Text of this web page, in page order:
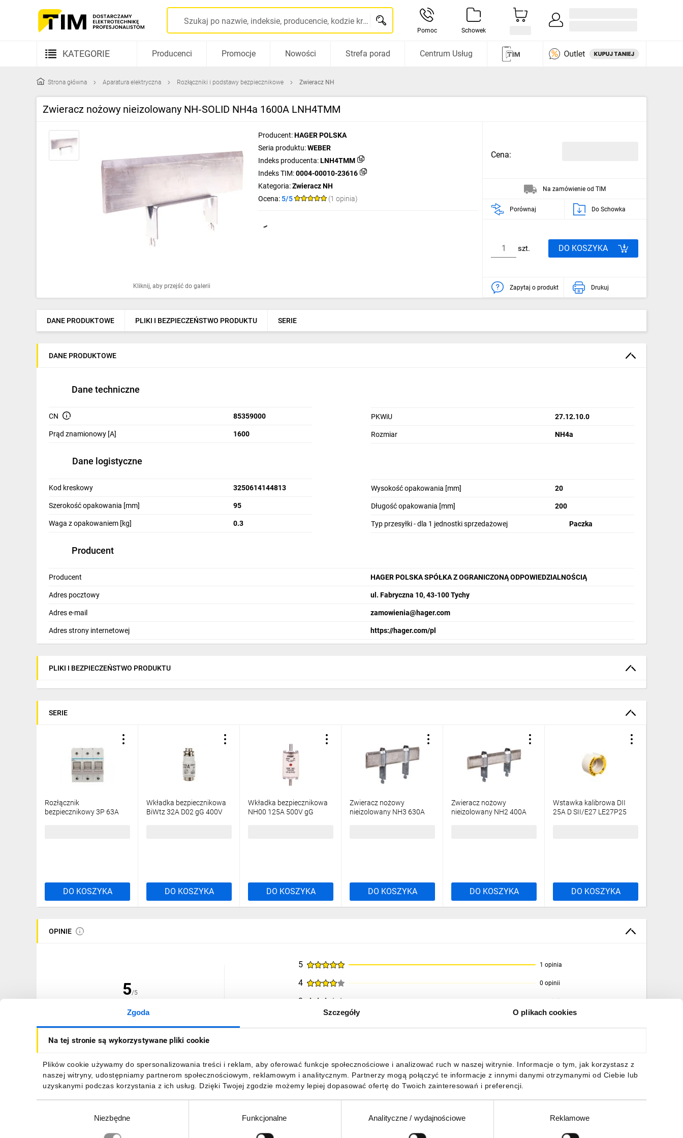
Zgoda Szczegóły O plikach cookies
Na tej stronie są wykorzystywane pliki cookie
Plików cookie używamy do spersonalizowania treści i reklam, aby oferować funkcje społecznościowe i analizować ruch w naszej witrynie. Informacje o tym, jak korzystasz z
naszej witryny, udostępniamy partnerom społecznościowym, reklamowym i analitycznym. Partnerzy mogą połączyć te informacje z innymi danymi otrzymanymi od Ciebie lub
uzyskanymi podczas korzystania z ich usług. Dzięki Twojej zgodzie możemy lepiej dopasować ofertę do Twoich zainteresowań i preferencji.
Niezbędne Funkcjonalne Analityczne / wydajnościowe Reklamowe
Szukaj po nazwie, indeksie, producencie, kodzie kreskowym...
Pomoc Schowek
KATEGORIE
Kable i przewody
Elementy prowadzenia kabli
Ogrzewanie
Elektronarzędzia i mierniki
Dom i ogród
Inne
Budowa i Remont
Producenci Promocje Nowości Strefa porad Centrum Usług
Strona główna Aparatura elektryczna Rozłączniki i podstawy bezpiecznikowe Zwieracz NH
Zwieracz nożowy nieizolowany NH‑SOLID NH4a 1600A LNH4TMM
Kliknij, aby przejść do galerii
Producent:HAGER POLSKA
Seria produktu:WEBER
Indeks producenta:LNH4TMM
Indeks TIM:0004-00010-23616
Kategoria:Zwieracz NH
Ocena: 5/5 (1 opinia)
Cena:
Na zamówienie od TIM
Porównaj Do Schowka
szt. DO KOSZYKA
Zapytaj o produkt Drukuj
DANE PRODUKTOWE PLIKI I BEZPIECZEŃSTWO PRODUKTU SERIE
DANE PRODUKTOWE
Dane techniczne
CN 85359000
Prąd znamionowy [A] 1600
PKWiU 27.12.10.0
Rozmiar NH4a
Dane logistyczne
Kod kreskowy 3250614144813
Szerokość opakowania [mm] 95
Waga z opakowaniem [kg] 0.3
Wysokość opakowania [mm] 20
Długość opakowania [mm] 200
Typ przesyłki - dla 1 jednostki sprzedażowej Paczka
Producent
Producent HAGER POLSKA SPÓŁKA Z OGRANICZONĄ ODPOWIEDZIALNOŚCIĄ
Adres pocztowy ul. Fabryczna 10, 43-100 Tychy
Adres e-mail zamowienia@hager.com
Adres strony internetowej https://hager.com/pl
PLIKI I BEZPIECZEŃSTWO PRODUKTU
SERIE
Rozłącznik
bezpiecznikowy 3P 63A
DO KOSZYKA
Wkładka bezpiecznikowa
BiWtz 32A D02 gG 400V
DO KOSZYKA
Wkładka bezpiecznikowa
NH00 125A 500V gG
DO KOSZYKA
Zwieracz nożowy
nieizolowany NH3 630A
DO KOSZYKA
Zwieracz nożowy
nieizolowany NH2 400A
DO KOSZYKA
Wstawka kalibrowa DII
25A D SII/E27 LE27P25
DO KOSZYKA
OPINIE
5/5
(1 opinia)
5 1 opinia
4 0 opinii
3
20.12.2017 | Opinia niezweryfikowana zakupem
Zwieracz nożowy nieizolowany NH-SOLID NH4a 1600A LNH4TMM. Produkt solidny, dobrze wykonany.
ZGŁOŚ NADUŻYCIE